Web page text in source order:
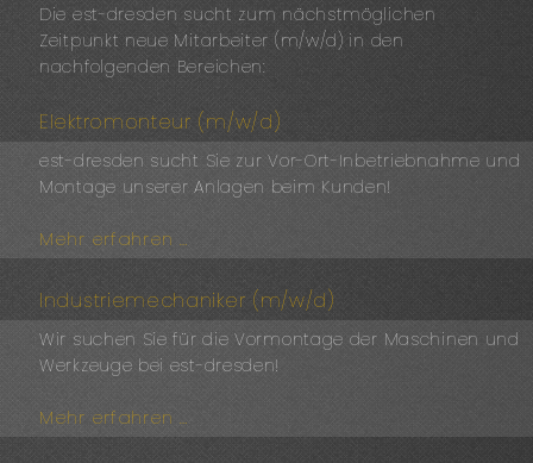
Die est-dresden sucht zum nächstmöglichen
Zeitpunkt neue Mitarbeiter (m/w/d) in den
nachfolgenden Bereichen:
Elektromonteur (m/w/d)
est-dresden sucht Sie zur Vor-Ort-Inbetriebnahme und
Montage unserer Anlagen beim Kunden!
Mehr erfahren …
Industriemechaniker (m/w/d)
Wir suchen Sie für die Vormontage der Maschinen und
Werkzeuge bei est-dresden!
Mehr erfahren …